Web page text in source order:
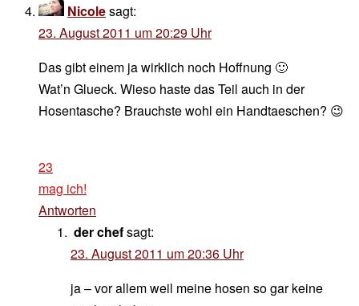
Nicolesagt:
23. August 2011 um 20:29 Uhr
Das gibt einem ja wirklich noch Hoffnung 🙂
Wat’n Glueck. Wieso haste das Teil auch in der
Hosentasche? Brauchste wohl ein Handtaeschen? 😉
23
mag ich!
Antworten
der chefsagt:
23. August 2011 um 20:36 Uhr
ja – vor allem weil meine hosen so gar keine